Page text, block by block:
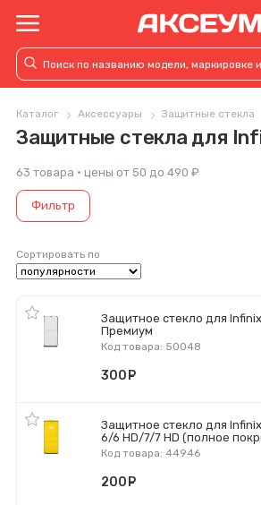
Каталог Аксессуары Защитные стекла
Защитные стекла для
63 товара · цены от 50 до 490 ₽
Фильтр
Сортировать по
Защитное стекло для
Премиум
Код товара: 50048
300
Защитное стекло для
6/6 HD/7/7 HD (полное
Код товара: 44946
200